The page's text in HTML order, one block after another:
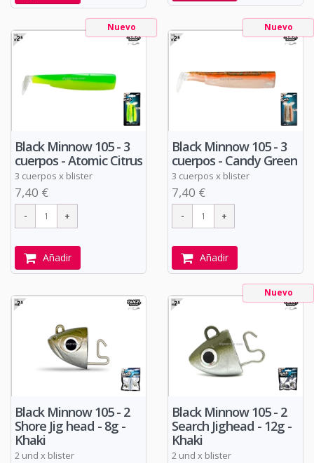
Nuevo
Black Minnow 105 - 3
cuerpos - Atomic Citrus
3 cuerpos x blister
7,40 €
Añadir
Nuevo
Black Minnow 105 - 3
cuerpos - Candy Green
3 cuerpos x blister
7,40 €
Añadir
Black Minnow 105 - 2
Shore Jig head - 8g -
Khaki
2 und x blister
Nuevo
Black Minnow 105 - 2
Search Jighead - 12g -
Khaki
2 und x blister